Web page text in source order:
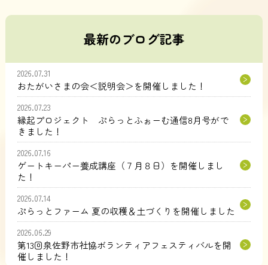
最新のブログ記事
2026.07.31
おたがいさまの会＜説明会＞を開催しました！
2026.07.23
縁起プロジェクト ぷらっとふぉーむ通信8月号がで
きました！
2026.07.16
ゲートキーパー養成講座（７月８日）を開催しまし
た！
2026.07.14
ぷらっとファーム 夏の収穫＆土づくりを開催しました
2026.06.29
第13回泉佐野市社協ボランティアフェスティバルを開
催しました！